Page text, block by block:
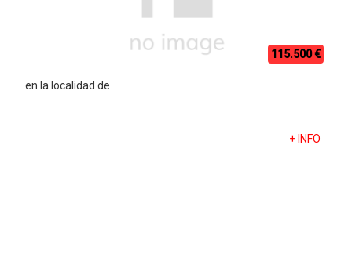
115.500 €
en la localidad de
+ INFO